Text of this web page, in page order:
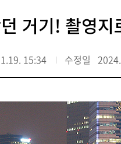
거기! 촬영
15:34 수정일